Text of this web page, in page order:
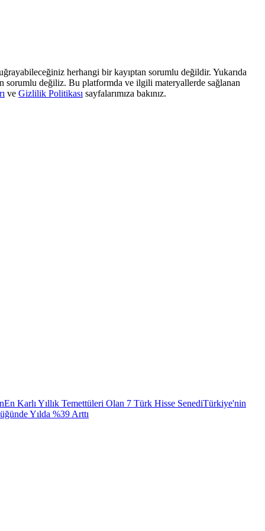
herhangi bir kayıptan sorumlu değildir. Yukarıda
değiliz. Bu platformda ve ilgili materyallerde sağlanan
ve Gizlilik Politikası sayfalarımıza bakınız.
En Karlı Yıllık Temettüleri Olan 7 Türk Hisse SenediTürkiye'nin
Yılda %39 Arttı